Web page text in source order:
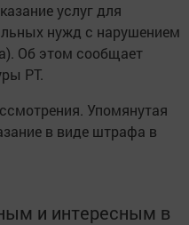
услуг для
нужд с нарушением
Об этом сообщает
РТ.
Упомянутая
в виде штрафа в
и интересным в